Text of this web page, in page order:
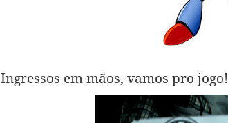
Ingressos em mãos, vamos pro jogo!